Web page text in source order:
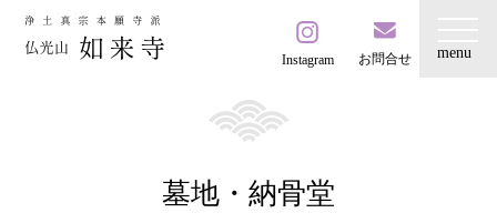
Instagram お問合せ
墓地・納骨堂